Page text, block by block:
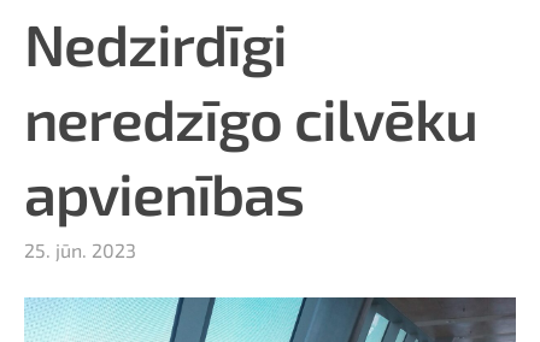
Nedzirdīgi
neredzīgo cilvēku
apvienības
25. jūn. 2023